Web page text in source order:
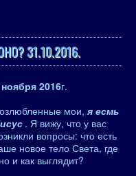
31.10.2016.
2016г.
мои,я есмь
. Я вижу, что у вас
вопросы: что есть
новое тело Света, где
и как выглядит?